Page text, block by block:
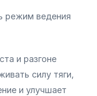
ведения
и разгоне
силу тяги,
и улучшает